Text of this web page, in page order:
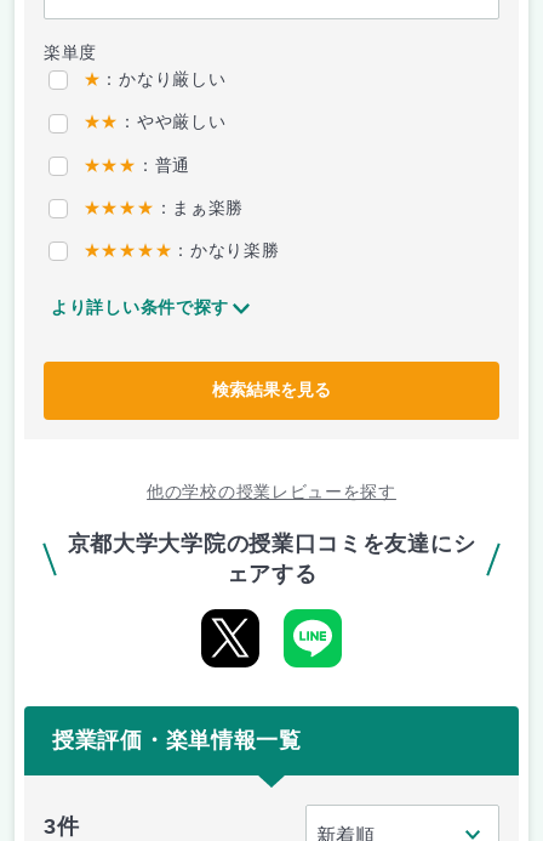
楽単度
★ ：かなり厳しい
★★ ：やや厳しい
★★★ ：普通
★★★★ ：まぁ楽勝
★★★★★ ：かなり楽勝
より詳しい条件で探す
検索結果を見る
他の学校の授業レビューを探す
京都大学大学院の授業口コミを友達にシ
ェアする
授業評価・楽単情報一覧
3件